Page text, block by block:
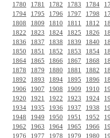
1780
1781 1782 1783 1784
1794
1795 1796 1797 1798
1808
1809 1810 1811 1812
1822
1823 1824 1825 1826
1836
1837 1838 1839 1840
1850
1851 1852 1853 1854
1864
1865 1866 1867 1868
1878
1879 1880 1881 1882
1892
1893 1894 1895 1896
1906
1907 1908 1909 1910
1920
1921 1922 1923 1924
1934
1935 1936 1937 1938
1948
1949 1950 1951 1952
1962
1963 1964 1965 1966
1976
1977 1978 1979 1980